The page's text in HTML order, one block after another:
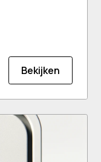
Bekijken